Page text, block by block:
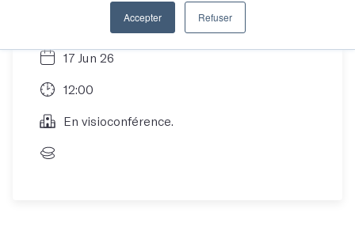
Accepter Refuser
17 Jun 26
12:00
En visioconférence.